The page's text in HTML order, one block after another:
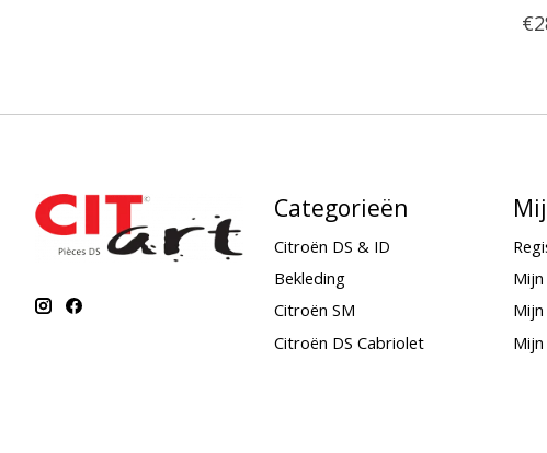
Categorieën
Citroën DS & ID
Bekleding
Citroën SM
Citroën DS Cabriolet